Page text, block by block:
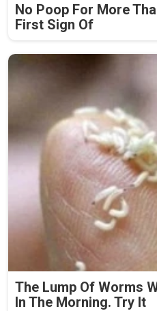
No Poop For More
First Sign Of
The Lump Of Worms
In The Morning. Try It